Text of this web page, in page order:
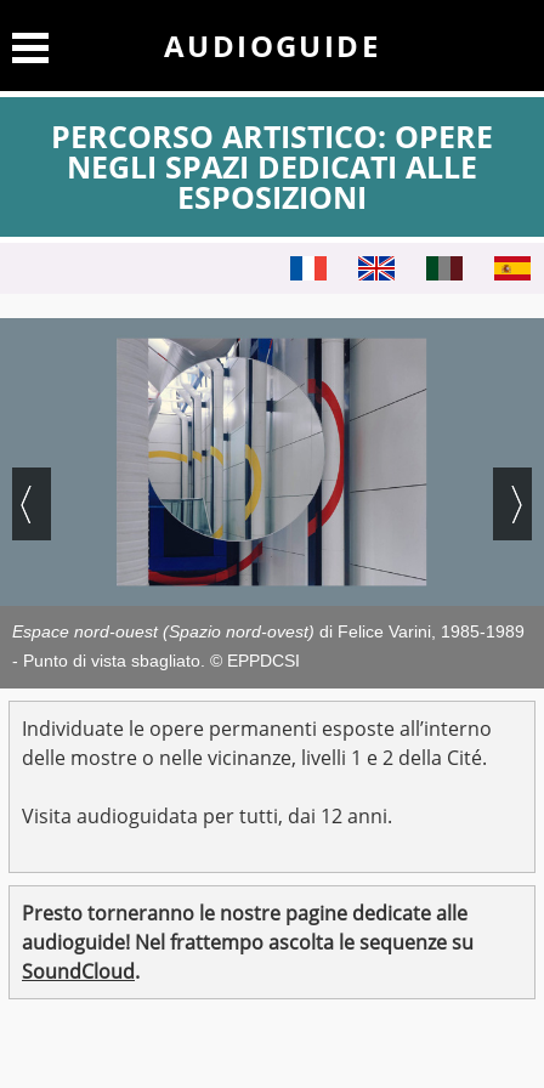
AUDIOGUIDE
PERCORSO ARTISTICO: OPERE
NEGLI SPAZI DEDICATI ALLE
ESPOSIZIONI
Espace nord-ouest (Spazio nord-ovest) di Felice Varini, 1985-1989
- Punto di vista sbagliato. © EPPDCSI
Individuate le opere permanenti esposte all’interno
delle mostre o nelle vicinanze, livelli 1 e 2 della Cité.
Visita audioguidata per tutti, dai 12 anni.
Presto torneranno le nostre pagine dedicate alle
audioguide! Nel frattempo ascolta le sequenze su
SoundCloud.